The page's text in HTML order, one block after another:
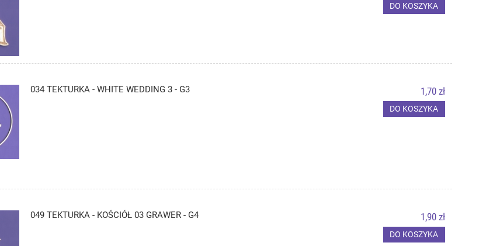
DO KOSZYKA
034 TEKTURKA - WHITE WEDDING 3 - G3 1,70 zł
DO KOSZYKA
049 TEKTURKA - KOŚCIÓŁ 03 GRAWER - G4 1,90 zł
DO KOSZYKA